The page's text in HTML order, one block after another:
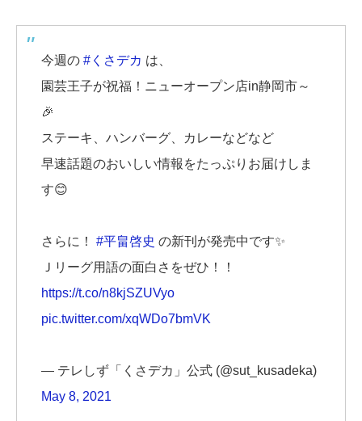
今週の #くさデカ は、
園芸王子が祝福！ニューオープン店in静岡市～
🎉
ステーキ、ハンバーグ、カレーなどなど
早速話題のおいしい情報をたっぷりお届けしま
す😊
さらに！ #平畠啓史 の新刊が発売中です✨
Ｊリーグ用語の面白さをぜひ！！
https://t.co/n8kjSZUVyo
pic.twitter.com/xqWDo7bmVK
— テレしず「くさデカ」公式 (@sut_kusadeka)
May 8, 2021